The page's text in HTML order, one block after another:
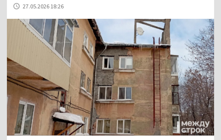
27.05.2026 18:26